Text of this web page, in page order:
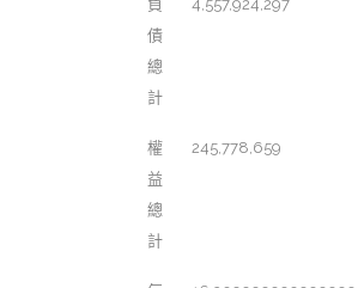
負
債
總
計
4,557,924,297
權
益
總
計
245,778,659